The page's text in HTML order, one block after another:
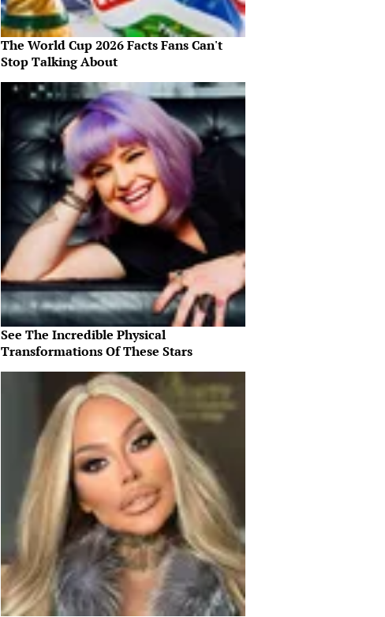
The World Cup 2026 Facts Fans Can't
Stop Talking About
See The Incredible Physical
Transformations Of These Stars